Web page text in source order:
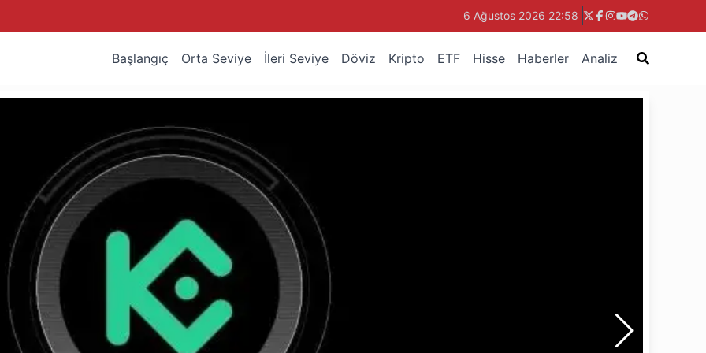
6 Ağustos 2026 22:58
Başlangıç Orta Seviye İleri Seviye Döviz Kripto ETF Hisse Haberler Analiz